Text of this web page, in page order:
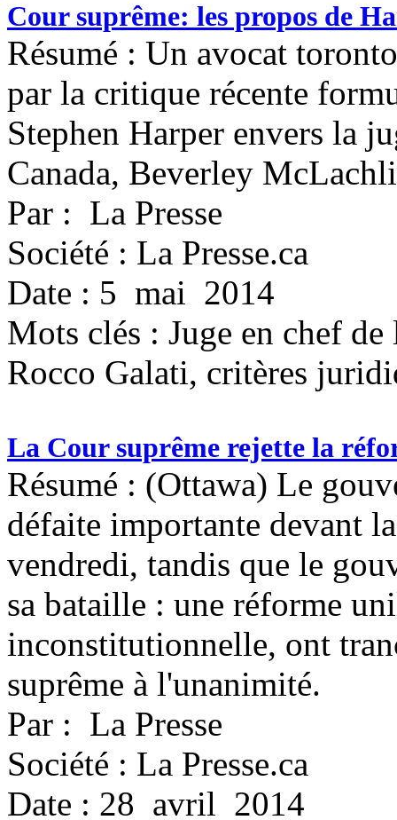
Cour suprême: les propos de
Résumé : Un avocat
par la critique récente
Stephen Harper envers la
Canada, Beverley
Par : La Presse
Société : La Presse.ca
Date : 5 mai 2014
Mots clés : Juge en chef
Rocco Galati, critères
La Cour suprême rejette la
Résumé : (Ottawa) Le
défaite importante devant
vendredi, tandis que le
sa bataille : une réforme
inconstitutionnelle, ont
suprême à l'unanimité.
Par : La Presse
Société : La Presse.ca
Date : 28 avril 2014